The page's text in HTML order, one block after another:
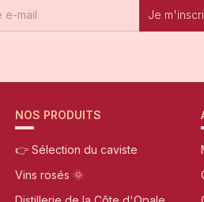
Je
NOS PRODUITS
👉 Sélection du caviste
Vins rosés 🌞